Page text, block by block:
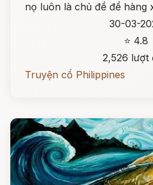
nọ luôn là chủ đề để hàng
30-03-
⭐ 4.8
2,526 lượt
Truyện cổ Philippines